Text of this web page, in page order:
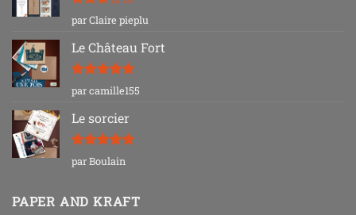
Note3
sur 5
par Claire pieplu
Le Château Fort
Note5sur
5
par camille155
Le sorcier
Note5sur
5
par Boulain
PAPER AND KRAFT